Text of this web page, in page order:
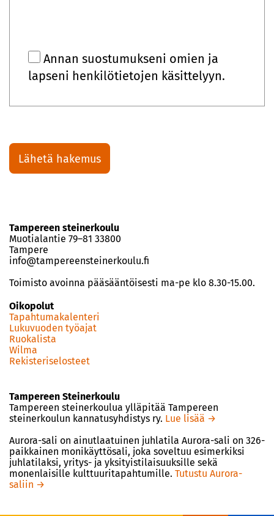
Annan suostumukseni omien ja
lapseni henkilötietojen käsittelyyn.
Tampereen steinerkoulu
Muotialantie 79–81 33800
Tampere
info@tampereensteinerkoulu.fi
Toimisto avoinna pääsääntöisesti ma-pe klo 8.30-15.00.
Oikopolut
Tapahtumakalenteri
Lukuvuoden työajat
Ruokalista
Wilma
Rekisteriselosteet
Tampereen Steinerkoulu
Tampereen steinerkoulua ylläpitää Tampereen
steinerkoulun kannatusyhdistys ry. Lue lisää →
Aurora-sali on ainutlaatuinen juhlatila Aurora-sali on 326-
paikkainen monikäyttösali, joka soveltuu esimerkiksi
juhlatilaksi, yritys- ja yksityistilaisuuksille sekä
monenlaisille kulttuuritapahtumille. Tutustu Aurora-
saliin →